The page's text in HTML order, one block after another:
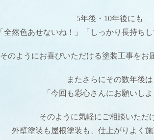
5年後・10年後にも
全然色あせないね！」「しっかり長持ちし
そのようにお喜びいただける塗装工事をお
またさらにその数年後は
「今回も彩心さんにお願いしよ
そのように気軽にご相談いただ
外壁塗装も屋根塗装も、仕上がりよく施